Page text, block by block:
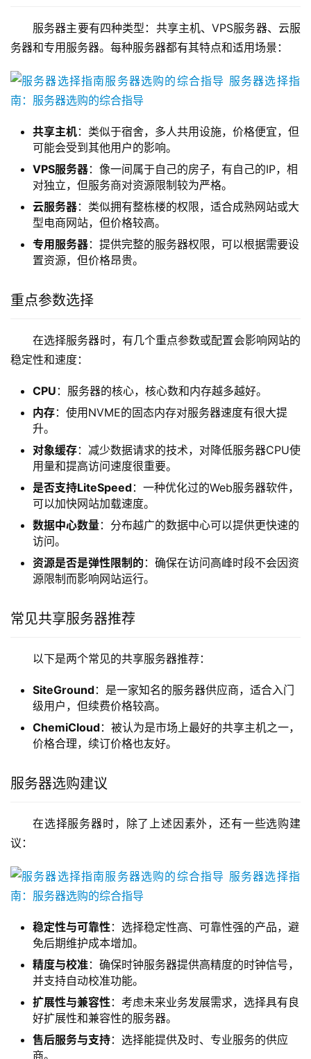
服务器主要有四种类型：共享主机、VPS服务器、云服
务器和专用服务器。每种服务器都有其特点和适用场景：
共享主机：类似于宿舍，多人共用设施，价格便宜，但
可能会受到其他用户的影响。
VPS服务器：像一间属于自己的房子，有自己的IP，相
对独立，但服务商对资源限制较为严格。
云服务器：类似拥有整栋楼的权限，适合成熟网站或大
型电商网站，但价格较高。
专用服务器：提供完整的服务器权限，可以根据需要设
置资源，但价格昂贵。
重点参数选择
在选择服务器时，有几个重点参数或配置会影响网站的
稳定性和速度：
CPU ：服务器的核心，核心数和内存越多越好。
内存：使用NVME的固态内存对服务器速度有很大提
升。
对象缓存：减少数据请求的技术，对降低服务器CPU使
用量和提高访问速度很重要。
是否支持LiteSpeed：一种优化过的Web服务器软件，
可以加快网站加载速度。
数据中心数量：分布越广的数据中心可以提供更快速的
访问。
资源是否是弹性限制的：确保在访问高峰时段不会因资
源限制而影响网站运行。
常见共享服务器推荐
以下是两个常见的共享服务器推荐：
SiteGround：是一家知名的服务器供应商，适合入门
级用户，但续费价格较高。
ChemiCloud：被认为是市场上最好的共享主机之一，
价格合理，续订价格也友好。
服务器选购建议
在选择服务器时，除了上述因素外，还有一些选购建
议：
稳定性与可靠性：选择稳定性高、可靠性强的产品，避
免后期维护成本增加。
精度与校准：确保时钟服务器提供高精度的时钟信号，
并支持自动校准功能。
扩展性与兼容性：考虑未来业务发展需求，选择具有良
好扩展性和兼容性的服务器。
售后服务与支持：选择能提供及时、专业服务的供应
商。